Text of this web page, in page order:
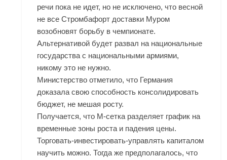
речи пока не идет, но не исключено, что весной
не все Стромбафорт доставки Муром
возобновят борьбу в чемпионате.
Альтернативой будет развал на национальные
государства с национальными армиями,
никому это не нужно.
Министерство отметило, что Германия
доказала свою способность консолидировать
бюджет, не мешая росту.
Получается, что М-сетка разделяет график на
временные зоны роста и падения цены.
Торговать-инвестировать-управлять капиталом
научить можно. Тогда же предполагалось, что